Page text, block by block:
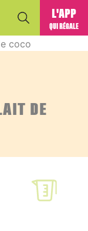
L'APP
QUI RÉGALE
DE